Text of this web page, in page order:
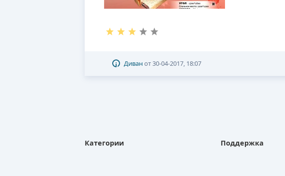
Диванот30-04-2017, 18:07
Категории Поддержка